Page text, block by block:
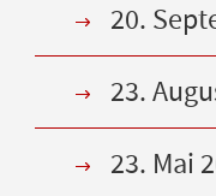
20.
23.
23. Mai